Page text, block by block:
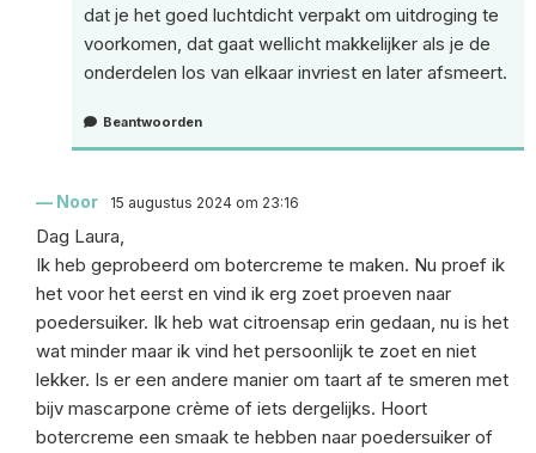
dat je het goed luchtdicht verpakt om uitdroging te
voorkomen, dat gaat wellicht makkelijker als je de
onderdelen los van elkaar invriest en later afsmeert.
Beantwoorden
Noor 15 augustus 2024 om 23:16
Dag Laura,
Ik heb geprobeerd om botercreme te maken. Nu proef ik
het voor het eerst en vind ik erg zoet proeven naar
poedersuiker. Ik heb wat citroensap erin gedaan, nu is het
wat minder maar ik vind het persoonlijk te zoet en niet
lekker. Is er een andere manier om taart af te smeren met
bijv mascarpone crème of iets dergelijks. Hoort
botercreme een smaak te hebben naar poedersuiker of